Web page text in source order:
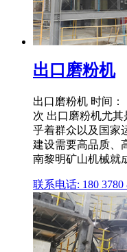
出口磨粉机
出口磨粉机 时间：
次 出口磨粉机尤
乎着群众以及国家
建设需要高品质、
南黎明矿山机械就
联系电话: 180 3780